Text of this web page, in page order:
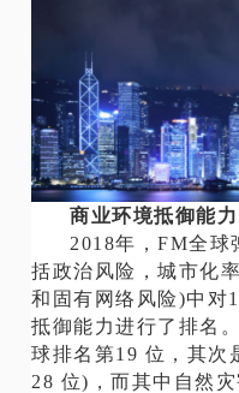
商业环境抵御能
2018年，FM全球
括政治风险，城市化
和固有网络风险)中对
抵御能力进行了排名
球排名第19 位，其次
28 位)，而其中自然